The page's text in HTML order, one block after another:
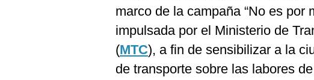
marco de la campaña “No es por
impulsada por el Ministerio de
(MTC), a fin de sensibilizar a la
de transporte sobre las labores